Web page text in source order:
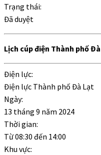
Trạng thái:
Đã duyệt
Lịch cúp điện Thành phố
Điện lực:
Điện lực Thành phố Đà Lạt
Ngày:
13 tháng 9 năm 2024
Thời gian:
Từ08:30 đến 14:00
Khu vực: